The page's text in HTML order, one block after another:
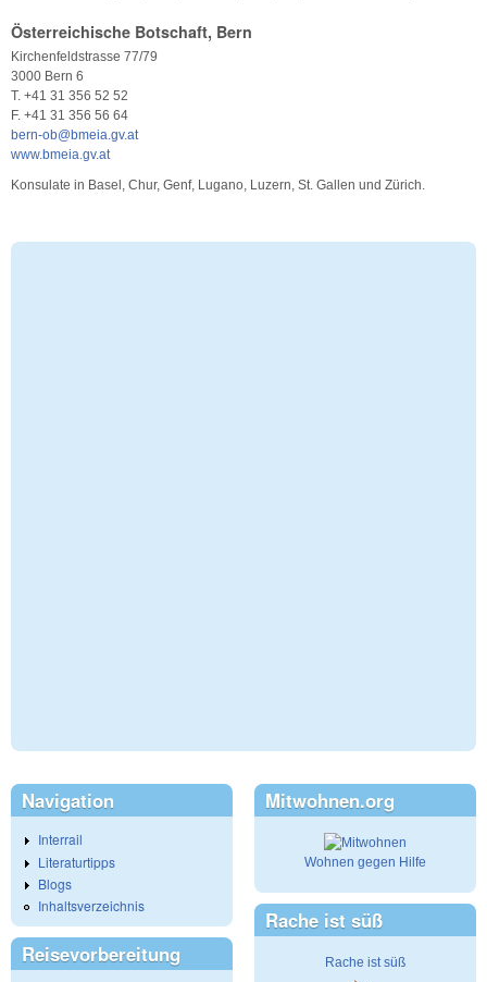
Österreichische Botschaft, Bern
Kirchenfeldstrasse 77/79
3000 Bern 6
T. +41 31 356 52 52
F. +41 31 356 56 64
bern-ob@bmeia.gv.at
www.bmeia.gv.at
Konsulate in Basel, Chur, Genf, Lugano, Luzern, St. Gallen und Zürich.
Navigation
Interrail
Literaturtipps
Blogs
Inhaltsverzeichnis
Reisevorbereitung
Mitwohnen.org
Wohnen gegen Hilfe
Rache ist süß
Rache ist süß